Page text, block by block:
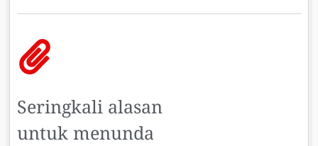
Seringkali alasan
untuk menunda